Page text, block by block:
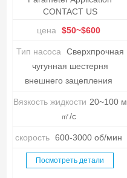
CONTACT US
цена
$50~$600
Тип насоса
Сверхпрочная
чугунная шестерня
внешнего зацепления
Вязкость жидкости 20~100 м
㎡/с
скорость 600-3000 об/мин
Посмотреть детали